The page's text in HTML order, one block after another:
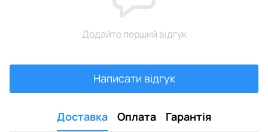
Додайте перший відгук
Написати відгук
Доставка Оплата Гарантія